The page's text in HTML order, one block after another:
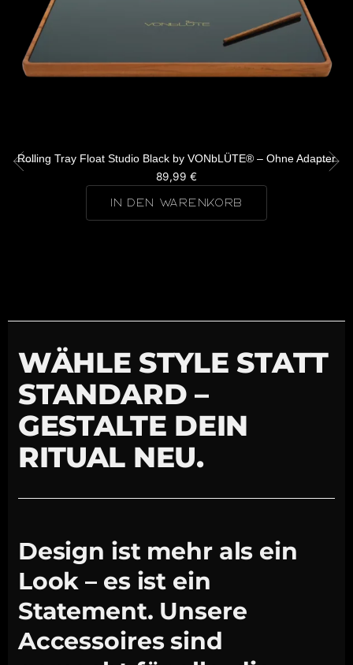
Rolling Tray Float Studio Black by VONbLÜTE® – Ohne Adapter
89,99 €
IN DEN WARENKORB
WÄHLE STYLE STATT
STANDARD –
GESTALTE DEIN
RITUAL NEU.
Design ist mehr als ein
Look – es ist ein
Statement. Unsere
Accessoires sind